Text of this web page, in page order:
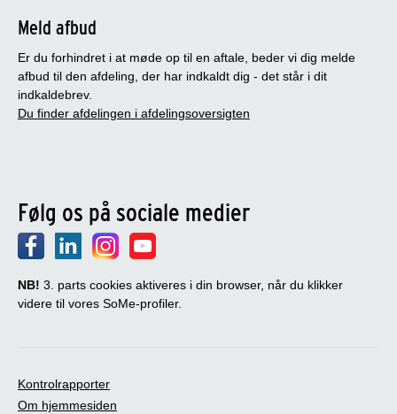
Meld afbud
Er du forhindret i at møde op til en aftale, beder vi dig melde
afbud til den afdeling, der har indkaldt dig - det står i dit
indkaldebrev.
Du finder afdelingen i afdelingsoversigten
Følg os på sociale medier
NB! 3. parts cookies aktiveres i din browser, når du klikker
videre til vores SoMe-profiler.
Kontrolrapporter
Om hjemmesiden